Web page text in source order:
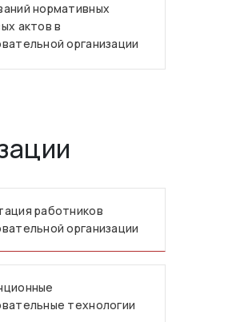
нормативных
актов в
организации
работников
организации
технологии